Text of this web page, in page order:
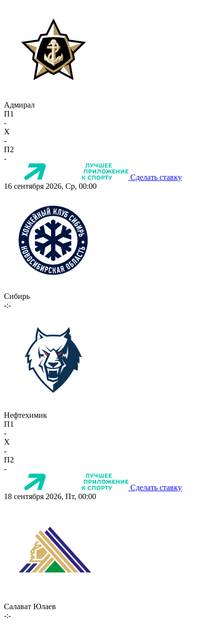
Адмирал
П1
-
X
-
П2
-
Сделать ставку
16 сентября 2026, Ср, 00:00
Сибирь
-:-
Нефтехимик
П1
-
X
-
П2
-
Сделать ставку
18 сентября 2026, Пт, 00:00
Салават Юлаев
-:-